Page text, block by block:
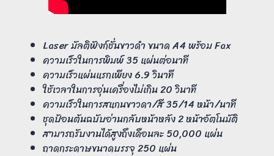
Laser มัลติฟังก์ชั่นขาวดำ ขนาด A4 พร้อม Fax
ความเร็วในการพิมพ์ 35 แผ่นต่อนาที
ความเร็วแผ่นแรกเพียง 6.9 วินาที
ใช้เวลาในการอุ่นเครื่องไม่เกิน 20 วินาที
ความเร็วในการสแกนขาวดา/สี 35/14 หน้า/นาที
ชุดป้อนต้นฉบับอ่านกลับหน้าหลัง 2 หน้าอัตโนมัติ
สามารถรับงานได้สูงถึงเดือนละ 50,000 แผ่น
ถาดกระดาษขนาดบรรจุ 250 แผ่น